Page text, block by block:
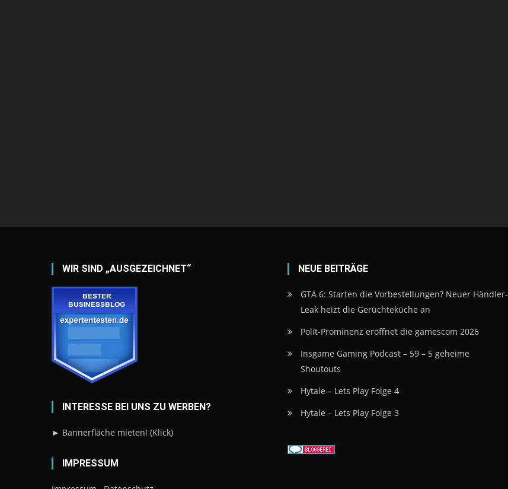
WIR SIND „AUSGEZEICHNET“
INTERESSE BEI UNS ZU WERBEN?
► Bannerfläche mieten! (Klick)
IMPRESSUM
NEUE BEITRÄGE
GTA 6: Starten die Vorbestellungen? Neuer Händler-
Leak heizt die Gerüchteküche an
Polit-Prominenz eröffnet die gamescom 2026
Insgame Gaming Podcast – 59 – 5 geheime
Shoutouts
Hytale – Lets Play Folge 4
Hytale – Lets Play Folge 3